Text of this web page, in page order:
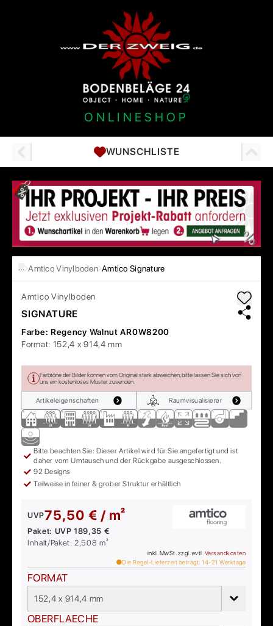
ONLINESHOP
WUNSCHLISTE
… Amtico Vinylboden Amtico Signature
Amtico Vinylboden
SIGNATURE
Farbe: Regency Walnut AR0W8200
Format: 152,4 x 914,4 mm
Farbtöne der Bilder können vom Original stark abweichen, bitte lassen Sie sich von
uns ein kostenloses Muster zusenden.
Artikeleigenschaften Raumvisualisierer
Bitte beachten Sie: Dieser Artikel wird für Sie angefertigt und ist
daher vom Umtausch und der Rückgabe ausgeschlossen.
92 Designs
Teilweise in feiner & grober Struktur erhältlich
UVP75,50 € / m²
Paket: UVP189,35 €
Inhalt/Paket:2,508 m²
inkl. MwSt. zzgl. evtl. Versandkosten
Die Regel-Lieferzeit beträgt: 14-21 Werktage
FORMAT
152,4 x 914,4 mm
OBERFLAECHE